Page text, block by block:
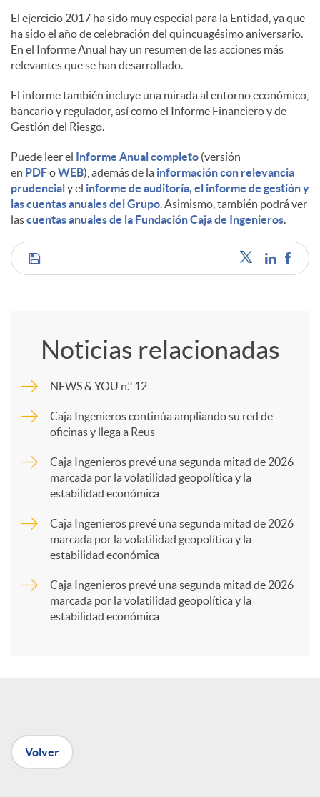
s
El ejercicio 2017 ha sido muy especial para la Entidad, ya que
ha sido el año de celebración del quincuagésimo aniversario.
En el Informe Anual hay un resumen de las acciones más
relevantes que se han desarrollado.
El informe también incluye una mirada al entorno económico,
bancario y regulador, así como el Informe Financiero y de
Gestión del Riesgo.
Puede leer el Informe Anual completo (versión
en PDFoWEB), además de la información con relevancia
prudencialy el informe de auditoría, el informe de gestión y
las cuentas anuales del Grupo. Asimismo, también podrá ver
lascuentas anuales de la Fundación Caja de Ingenieros.
C
m
p
a
n
Noticias relacionadas
NEWS & YOU n.º 12
Caja Ingenieros continúa ampliando su red de
oficinas y llega a Reus
Caja Ingenieros prevé una segunda mitad de 2026
marcada por la volatilidad geopolítica y la
estabilidad económica
Caja Ingenieros prevé una segunda mitad de 2026
marcada por la volatilidad geopolítica y la
estabilidad económica
Caja Ingenieros prevé una segunda mitad de 2026
marcada por la volatilidad geopolítica y la
estabilidad económica
Volver